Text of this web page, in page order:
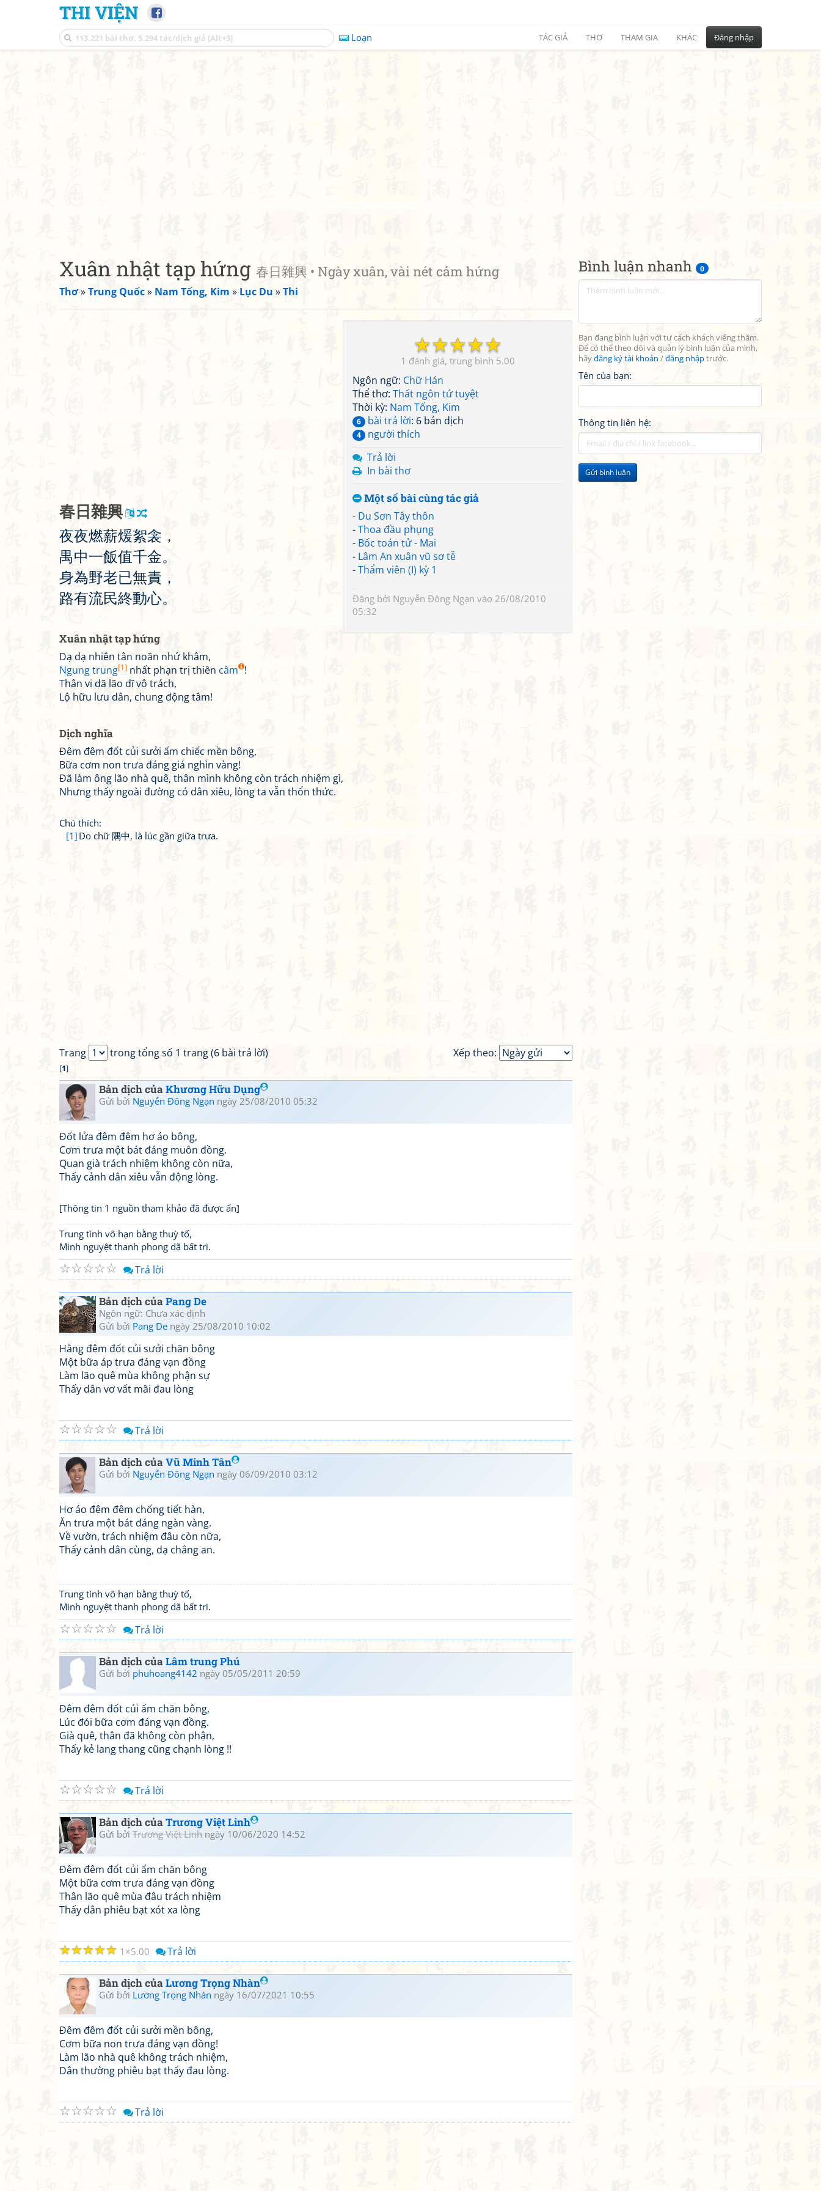
THI VIỆN
Loạn TÁC GIẢ THƠ THAM GIA KHÁC Đăng nhập
Bình luận nhanh 0
Bạn đang bình luận với tư cách khách viếng thăm.
Để có thể theo dõi và quản lý bình luận của mình,
hãyđăng ký tài khoản /đăng nhậptrước.
Tên của bạn:
Thông tin liên hệ:
Gửi bình luận
Xuân nhật tạp hứng 春日雜興 • Ngày xuân, vài nét cảm hứng
Thơ»Trung Quốc» Nam Tống, Kim » Lục Du »Thi
☆
☆
☆
☆
☆
1 5.00
Ngôn ngữ: Chữ Hán
Thể thơ: Thất ngôn tứ tuyệt
Thời kỳ: Nam Tống, Kim
6 bài trả lời: 6 bản dịch
4
người thích
Trả lời
In bài thơ
Một số bài cùng tác giả
- Du Sơn Tây thôn
-Thoa đầu phụng
- Bốc toán tử - Mai
- Lâm An xuân vũ sơ tễ
-Thẩm viên (I) kỳ 1
Đăng bởi Nguyễn Đông Ngạn vào 26/08/2010
05:32
春日 雜興
夜夜燃薪煖絮衾 ，
禺中一飯值千金。
身為野老已無責 ，
路有流民終動心。
Xuân nhật tạp hứng
Dạ dạ nhiên tân noãn nhứ khâm,
Ngung trung[1] nhất phạn trị thiên câm !
Thân vi dã lão dĩ vô trách,
Lộ hữu lưu dân, chung động tâm!
Dịch nghĩa
Đêm đêm đốt củi sưởi ấm chiếc mền bông,
Bữa cơm non trưa đáng giá nghìn vàng!
Đã làm ông lão nhà quê, thân mình không còn trách nhiệm gì,
Nhưng thấy ngoài đường có dân xiêu, lòng ta vẫn thổn thức.
Chú thích:
[1] Do chữ 隅中, là lúc gần giữa trưa.
Xếp theo:
Trang trong tổng số 1 trang (6 bài trả lời)
[1]
Bản dịch củaKhương Hữu Dụng
Gửi bởi Nguyễn Đông Ngạn ngày 25/08/2010 05:32
Đốt lửa đêm đêm hơ áo bông,
Cơm trưa một bát đáng muôn đồng.
Quan già trách nhiệm không còn nữa,
Thấy cảnh dân xiêu vẫn động lòng.
[Thông tin 1 nguồn tham khảo đã được ẩn]
Trung tình vô hạn bằng thuỳ tố,
Minh nguyệt thanh phong dã bất tri.
☆
☆
☆
☆
☆ Trả lời
Bản dịch củaPang De
Ngôn ngữ: Chưa xác định
Gửi bởi Pang De ngày 25/08/2010 10:02
Hằng đêm đốt củi sưởi chăn bông
Một bữa áp trưa đáng vạn đồng
Làm lão quê mùa không phận sự
Thấy dân vơ vất mãi đau lòng
☆
☆
☆
☆
☆ Trả lời
Bản dịch củaVũ Minh Tân
Gửi bởi Nguyễn Đông Ngạn ngày 06/09/2010 03:12
Hơ áo đêm đêm chống tiết hàn,
Ăn trưa một bát đáng ngàn vàng.
Về vườn, trách nhiệm đâu còn nữa,
Thấy cảnh dân cùng, dạ chẳng an.
Trung tình vô hạn bằng thuỳ tố,
Minh nguyệt thanh phong dã bất tri.
☆
☆
☆
☆
☆ Trả lời
Bản dịch củaLâm trung Phú
Gửi bởi phuhoang4142 ngày 05/05/2011 20:59
Đêm đêm đốt củi ấm chăn bông,
Lúc đói bữa cơm đáng vạn đồng.
Già quê, thân đã không còn phận,
Thấy kẻ lang thang cũng chạnh lòng !!
☆
☆
☆
☆
☆ Trả lời
Bản dịch củaTrương Việt Linh
Gửi bởi Trương Việt Linh ngày 10/06/2020 14:52
Đêm đêm đốt củi ấm chăn bông
Một bữa cơm trưa đáng vạn đồng
Thân lão quê mùa đâu trách nhiệm
Thấy dân phiêu bạt xót xa lòng
☆
☆
☆
☆
☆ 1 5.00 Trả lời
Bản dịch củaLương Trọng Nhàn
Gửi bởi Lương Trọng Nhàn ngày 16/07/2021 10:55
Đêm đêm đốt củi sưởi mền bông,
Cơm bữa non trưa đáng vạn đồng!
Làm lão nhà quê không trách nhiệm,
Dân thường phiêu bạt thấy đau lòng.
☆
☆
☆
☆
☆ Trả lời